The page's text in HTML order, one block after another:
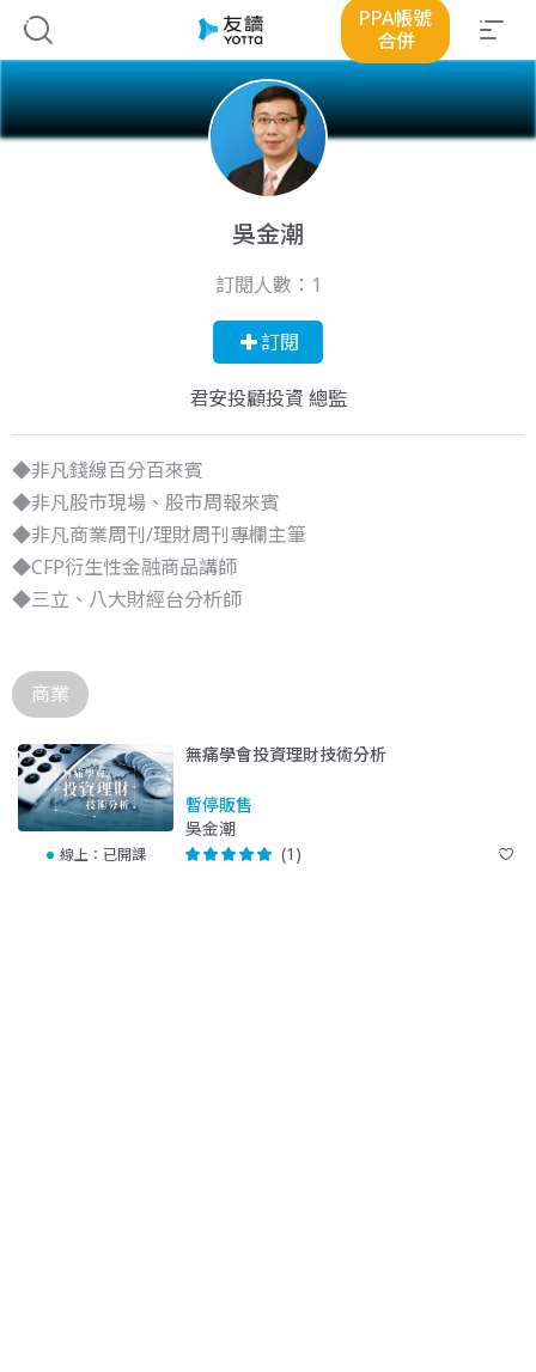
PPA帳號
合併
吳金潮
訂閱人數： 1
訂閱
君安投顧投資 總監
◆非凡錢線百分百來賓
◆非凡股市現場、股市周報來賓
◆非凡商業周刊/理財周刊專欄主筆
◆CFP衍生性金融商品講師
◆三立、八大財經台分析師
商業
線上： 已開課
無痛學會投資理財技術分析
暫停販售
吳金潮
(1)